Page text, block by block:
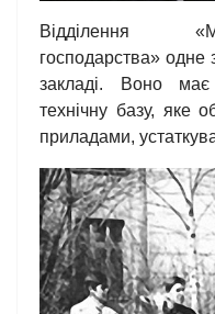
Відділення
господарства» одне
закладі. Воно має
технічну базу, яке
приладами,